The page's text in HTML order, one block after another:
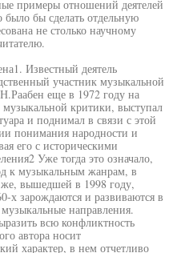
примеры отношений деятелей
бы сделать отдельную
не столько научному
Известный деятель
участник музыкальной
еще в 1972 году на
критики, выступал
и поднимал в связи с этой
понимания народности и
его с историческими
Уже тогда это означало,
к музыкальным жанрам, в
же, вышедшей в 1998 году,
х зарождаются и развиваются в
направления.
всю конфликтность
автора носит
характер, в нем отчетливо